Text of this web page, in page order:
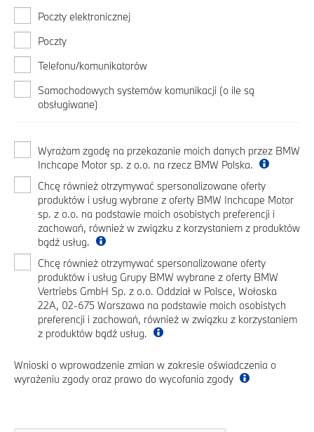
Poczty elektronicznej
Poczty
Telefonu/komunikatorów
Samochodowych systemów komunikacji (o ile są
obsługiwane)
Wyrażam zgodę na przekazanie moich danych przez BMW
Inchcape Motor sp. z o.o. na rzecz BMW Polska.
Chcę również otrzymywać spersonalizowane oferty
produktów i usług wybrane z oferty BMW Inchcape Motor
sp. z o.o. na podstawie moich osobistych preferencji i
zachowań, również w związku z korzystaniem z produktów
bądź usług.
Chcę również otrzymywać spersonalizowane oferty
produktów i usług Grupy BMW wybrane z oferty BMW
Vertriebs GmbH Sp. z o.o. Oddział w Polsce, Wołoska
22A, 02-675 Warszawa na podstawie moich osobistych
preferencji i zachowań, również w związku z korzystaniem
z produktów bądź usług.
Wnioski o wprowadzenie zmian w zakresie oświadczenia o
wyrażeniu zgody oraz prawo do wycofania zgody